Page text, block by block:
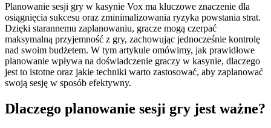
Planowanie sesji gry w kasynie Vox ma kluczowe znaczenie dla
osiągnięcia sukcesu oraz zminimalizowania ryzyka powstania strat.
Dzięki starannemu zaplanowaniu, gracze mogą czerpać
maksymalną przyjemność z gry, zachowując jednocześnie kontrolę
nad swoim budżetem. W tym artykule omówimy, jak prawidłowe
planowanie wpływa na doświadczenie graczy w kasynie, dlaczego
jest to istotne oraz jakie techniki warto zastosować, aby zaplanować
swoją sesję w sposób efektywny.
Dlaczego planowanie sesji gry jest ważne?